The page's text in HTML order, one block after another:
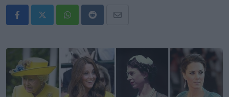
WhatsappRedditShare
Email